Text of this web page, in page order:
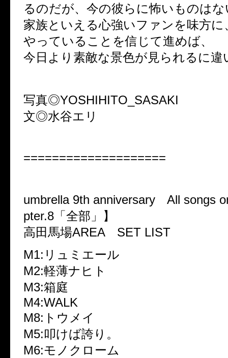
るのだが、今の彼らに怖いものはな
家族といえる心強いファンを味方に
やっていることを信じて進めば、
今日より素敵な景色が見られるに違
写真◎YOSHIHITO_SASAKI
文◎水谷エリ
====================
umbrella 9th anniversary All songs
pter.8「全部」】
高田馬場AREA SET LIST
M1:リュミエール
M2:軽薄ナヒト
M3:箱庭
M4:WALK
M8:トウメイ
M5:叩けば誇り。
M6:モノクローム